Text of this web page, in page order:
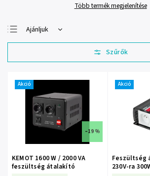
Több termék megjelenítése
Ajánljuk
Legolcsóbb elöl
Legdrágább
termékek
ABC szerint
Akció
–19 %
KEMOT 1600 W / 2000 VA
feszültség átalakító
Akció
Feszültség
230V-ra